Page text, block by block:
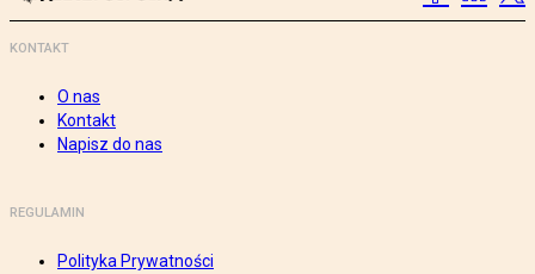
KONTAKT
O nas
Kontakt
Napisz do nas
REGULAMIN
Polityka Prywatności